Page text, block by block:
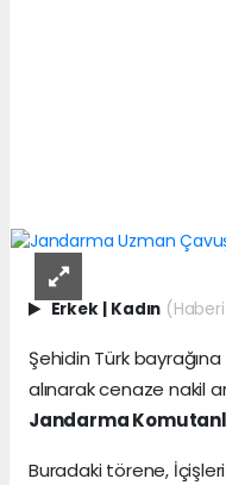
Erkek Kadın
Şehidin Türk
alınarak cenaze nakil
Jandarma
Buradaki törene,